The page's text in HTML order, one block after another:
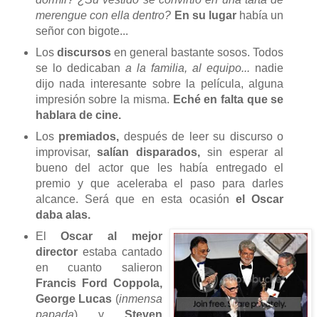
merengue con ella dentro? En su lugarhabía un
señor con bigote...
Los discursos en general bastante sosos. Todos
se lo dedicaban a la familia, al equipo... nadie
dijo nada interesante sobre la película, alguna
impresión sobre la misma. Eché en falta que se
hablara de cine.
Los premiados, después de leer su discurso o
improvisar,salían disparados, sin esperar al
bueno del actor que les había entregado el
premio y que aceleraba el paso para darles
alcance. Será que en esta ocasiónel Oscar
daba alas.
ElOscar al mejor
directorestaba cantado
en cuanto salieron
Francis Ford Coppola,
George Lucas (inmensa
papada) y Steven